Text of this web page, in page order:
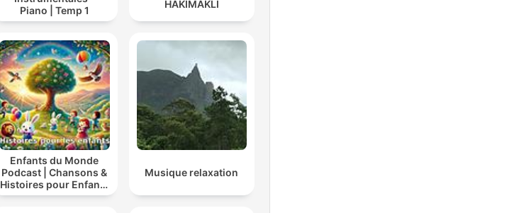
Piano | Temp 1
HAKIMAKLI
Enfants du Monde
Podcast | Chansons &
Histoires pour Enfants
| Contes & Comptines
Musique relaxation